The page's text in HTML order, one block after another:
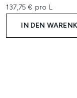
137,75 € pro L
IN DEN